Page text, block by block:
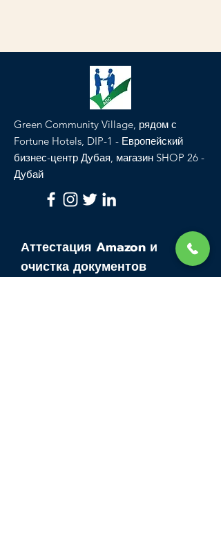
Green Community Village, рядом с
Fortune Hotels, DIP-1 - Европейский
бизнес-центр Дубая, магазин SHOP 26 -
Дубай
Аттестация Amazon и
очистка документов